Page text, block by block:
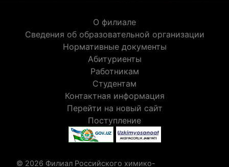
О филиале
Сведения об образовательной организации
Нормативные документы
Абитуриенты
Работникам
Студентам
Контактная информация
Перейти на новый сайт
Поступление
© 2026 Филиал Российского химико-